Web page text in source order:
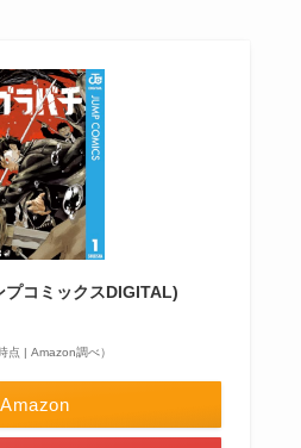
プコミックスDIGITAL)
点 | Amazon調べ）
Amazon